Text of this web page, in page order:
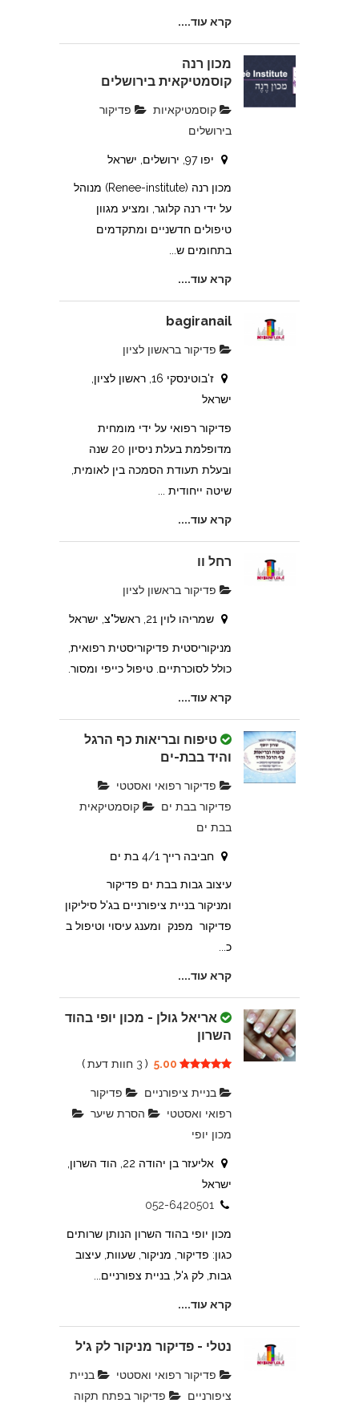
קרא עוד....
מכון רנה
קוסמטיקאית בירושלים
קוסמטיקאיות
פדיקור
בירושלים
יפו 97, ירושלים, ישראל
מכון רנה (Renee-institute) מנוהל
על ידי רנה קלוגר, ומציע מגוון
טיפולים חדשניים ומתקדמים
בתחומים ש...
קרא עוד....
bagiranail
פדיקור בראשון לציון
ז'בוטינסקי 16, ראשון לציון,
ישראל
פדיקור רפואי על ידי מומחית
מדופלמת בעלת ניסיון 20 שנה
ובעלת תעודת הסמכה בין לאומית,
שיטה ייחודית ...
קרא עוד....
רחל וו
פדיקור בראשון לציון
שמריהו לוין 21, ראשל"צ, ישראל
מניקוריסטית פדיקוריסטית רפואית,
כולל לסוכרתיים. טיפול כייפי ומסור.
קרא עוד....
טיפוח ובריאות כף הרגל
והיד בבת-ים
פדיקור רפואי ואסטטי
פדיקור בבת ים
קוסמטיקאית
בבת ים
חביבה רייך 4/1 בת ים
עיצוב גבות בבת ים פדיקור
ומניקור בניית ציפורניים בג'ל סיליקון
פדיקור מפנק ומענג עיסוי וטיפול ב
כ...
קרא עוד....
אריאל גולן - מכון יופי בהוד
השרון
5.00
( 3 חוות דעת )
בניית ציפורניים
פדיקור
רפואי ואסטטי
הסרת שיער
מכון יופי
אליעזר בן יהודה 22, הוד השרון,
ישראל
052-6420501
מכון יופי בהוד השרון הנותן שרותים
כגון: פדיקור, מניקור, שעוות, עיצוב
גבות, לק ג'ל, בניית צפורניים...
קרא עוד....
נטלי - פדיקור מניקור לק ג'ל
פדיקור רפואי ואסטטי
בניית
ציפורניים
פדיקור בפתח תקוה